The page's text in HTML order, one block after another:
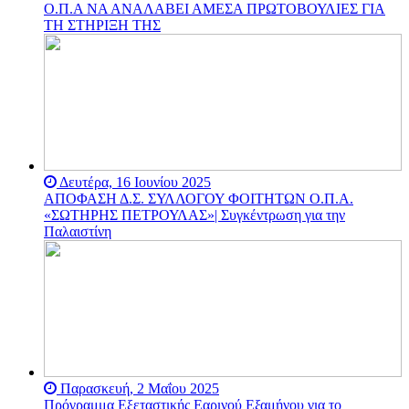
αποτύπωμα αντίστασης, ο
αγώνας ενάντια στον
στραγγαλισμό από την
πολιτικού στελέχους του
κόμματος του Ερντογάν
και υποψήφιου στις
βουλευτικές εκλογές στη
χώρα το 2015, του Μελίχ
Μπουλού.
Το ακαδημαϊκό
τους για την υπεράσπιση
της αυτόνομης
Ο.Π.Α ΝΑ ΑΝΑΛΑΒΕΙ ΑΜΕΣΑ ΠΡΩΤΟΒΟΥΛΙΕΣ ΓΙΑ
ΤΗ ΣΤΗΡΙΞΗ ΤΗΣ
Δευτέρα, 16 Ιουνίου 2025
ΑΠΟΦΑΣΗ Δ.Σ. ΣΥΛΛΟΓΟΥ ΦΟΙΤΗΤΩΝ Ο.Π.Α.
«ΣΩΤΗΡΗΣ ΠΕΤΡΟΥΛΑΣ»| Συγκέντρωση για την
Παλαιστίνη
Παρασκευή, 2 Μαΐου 2025
Πρόγραμμα Εξεταστικής Εαρινού Εξαμήνου για το